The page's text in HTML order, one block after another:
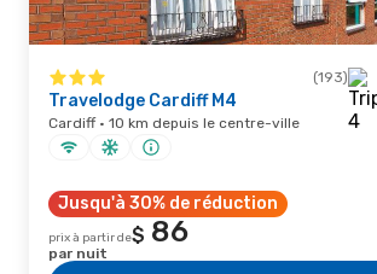
(193)
Travelodge Cardiff M4
Cardiff · 10 km depuis le centre-ville
Jusqu'à 30% de réduction
prix à partir de$ 86
par nuit